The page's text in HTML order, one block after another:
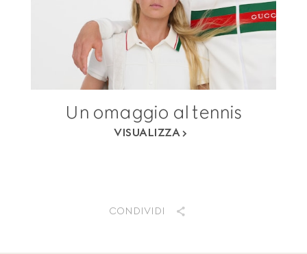
Un omaggio al tennis
VISUALIZZA
CONDIVIDI